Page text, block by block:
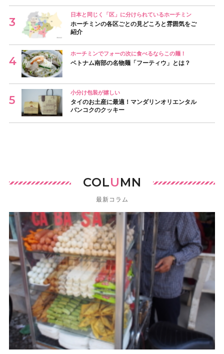
日本と同じく「区」に分けられているホーチミン
ホーチミンの各区ごとの見どころと雰囲気をご
紹介
ホーチミンでフォーの次に食べるならこの麺！
ベトナム南部の名物麺「フーティウ」とは？
小分け包装が嬉しい
タイのお土産に最適！マンダリンオリエンタル
バンコクのクッキー
COLUMN
最新コラム